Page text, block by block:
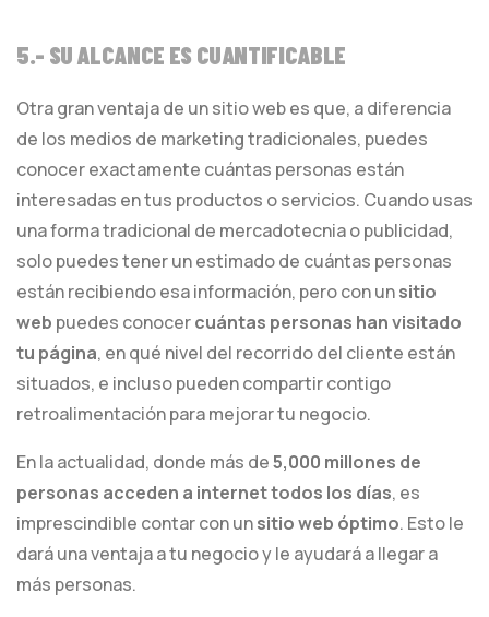
5.- SU ALCANCE ES CUANTIFICABLE
Otra gran ventaja de un sitio web es que, a diferencia
de los medios de marketing tradicionales, puedes
conocer exactamente cuántas personas están
interesadas en tus productos o servicios. Cuando usas
una forma tradicional de mercadotecnia o publicidad,
solo puedes tener un estimado de cuántas personas
están recibiendo esa información, pero con unsitio
web puedes conocercuántas personas han visitado
tu página, en qué nivel del recorrido del cliente están
situados, e incluso pueden compartir contigo
retroalimentación para mejorar tu negocio.
En la actualidad, donde más de5,000 millones de
personas acceden a internet todos los días, es
imprescindible contar con unsitio web óptimo. Esto le
dará una ventaja a tu negocio y le ayudará a llegar a
más personas.